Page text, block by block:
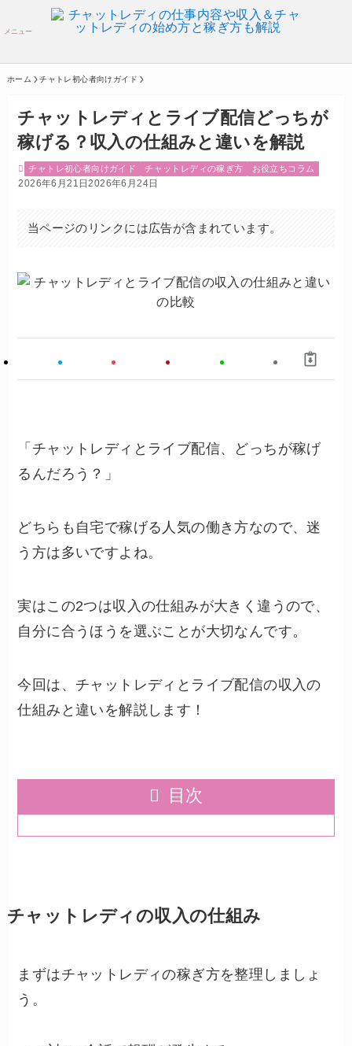
メニュー
ホーム チャトレ初心者向けガイド
チャットレディとライブ配信どっちが
稼げる？収入の仕組みと違いを解説
チャトレ初心者向けガイド チャットレディの稼ぎ方 お役立ちコラム
2026年6月21日2026年6月24日
当ページのリンクには広告が含まれています。
「チャットレディとライブ配信、どっちが稼げ
るんだろう？」
どちらも自宅で稼げる人気の働き方なので、迷
う方は多いですよね。
実はこの2つは収入の仕組みが大きく違うので、
自分に合うほうを選ぶことが大切なんです。
今回は、チャットレディとライブ配信の収入の
仕組みと違いを解説します！
目次
チャットレディの収入の仕組み
まずはチャットレディの稼ぎ方を整理しましょ
う。